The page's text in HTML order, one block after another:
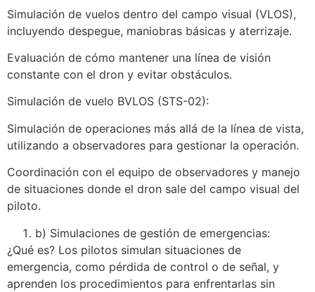
Simulación de vuelos dentro del campo visual (VLOS),
incluyendo despegue, maniobras básicas y aterrizaje.
Evaluación de cómo mantener una línea de visión
constante con el dron y evitar obstáculos.
Simulación de vuelo BVLOS (STS-02):
Simulación de operaciones más allá de la línea de vista,
utilizando a observadores para gestionar la operación.
Coordinación con el equipo de observadores y manejo
de situaciones donde el dron sale del campo visual del
piloto.
b) Simulaciones de gestión de emergencias:
¿Qué es? Los pilotos simulan situaciones de
emergencia, como pérdida de control o de señal, y
aprenden los procedimientos para enfrentarlas sin